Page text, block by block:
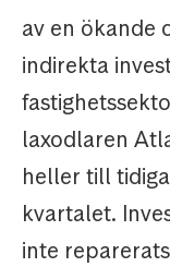
av en ökande
indirekta
laxodlaren
heller till
kvartalet.
inte